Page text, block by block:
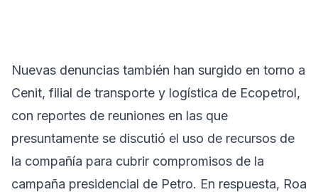
Nuevas denuncias también han surgido en torno a
Cenit, filial de transporte y logística de Ecopetrol,
con reportes de reuniones en las que
presuntamente se discutió el uso de recursos de
la compañía para cubrir compromisos de la
campaña presidencial de Petro. En respuesta, Roa